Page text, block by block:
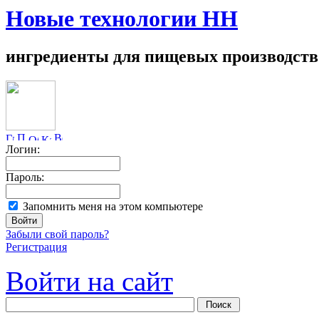
Новые технологии НН
ингредиенты для пищевых производств
Логин:
Пароль:
Запомнить меня на этом компьютере
Забыли свой пароль?
Регистрация
Войти на сайт